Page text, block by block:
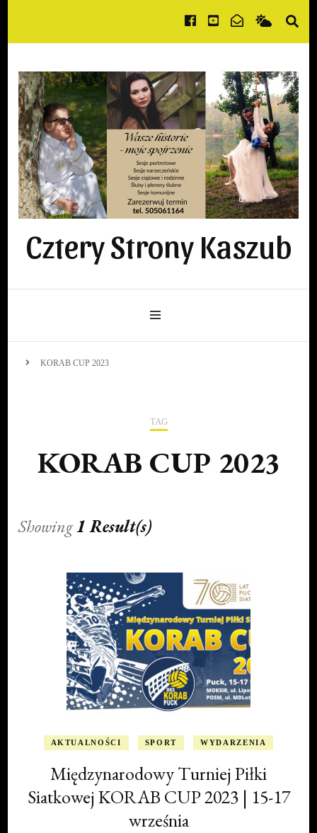
Cztery Strony Kaszub
KORAB CUP 2023
TAG
KORAB CUP 2023
Showing1 Result(s)
AKTUALNOŚCI SPORT WYDARZENIA
Międzynarodowy Turniej Piłki
Siatkowej KORAB CUP 2023 | 15-17
września